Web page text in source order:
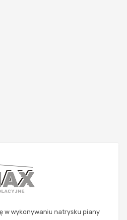
w wykonywaniu natrysku piany